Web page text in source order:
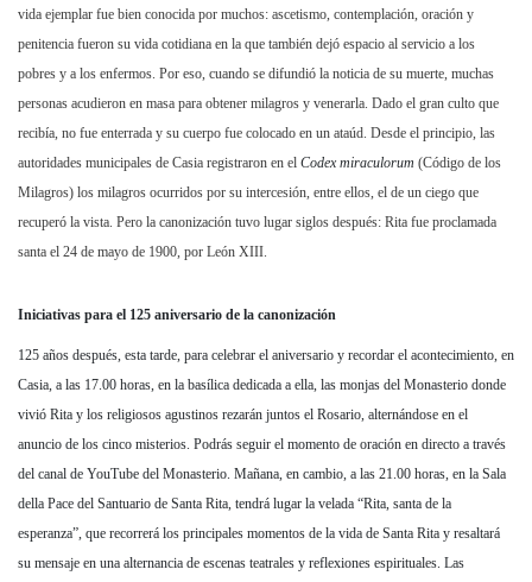
vida ejemplar fue bien conocida por muchos: ascetismo, contemplación, oración y
penitencia fueron su vida cotidiana en la que también dejó espacio al servicio a los
pobres y a los enfermos. Por eso, cuando se difundió la noticia de su muerte, muchas
personas acudieron en masa para obtener milagros y venerarla. Dado el gran culto que
recibía, no fue enterrada y su cuerpo fue colocado en un ataúd. Desde el principio, las
autoridades municipales de Casia registraron en el Codex miraculorum (Código de los
Milagros) los milagros ocurridos por su intercesión, entre ellos, el de un ciego que
recuperó la vista. Pero la canonización tuvo lugar siglos después: Rita fue proclamada
santa el 24 de mayo de 1900, por León XIII.
Iniciativas para el 125 aniversario de la canonización
125 años después, esta tarde, para celebrar el aniversario y recordar el acontecimiento, en
Casia, a las 17.00 horas, en la basílica dedicada a ella, las monjas del Monasterio donde
vivió Rita y los religiosos agustinos rezarán juntos el Rosario, alternándose en el
anuncio de los cinco misterios. Podrás seguir el momento de oración en directo a través
del canal de YouTube del Monasterio. Mañana, en cambio, a las 21.00 horas, en la Sala
della Pace del Santuario de Santa Rita, tendrá lugar la velada “Rita, santa de la
esperanza”, que recorrerá los principales momentos de la vida de Santa Rita y resaltará
su mensaje en una alternancia de escenas teatrales y reflexiones espirituales. Las